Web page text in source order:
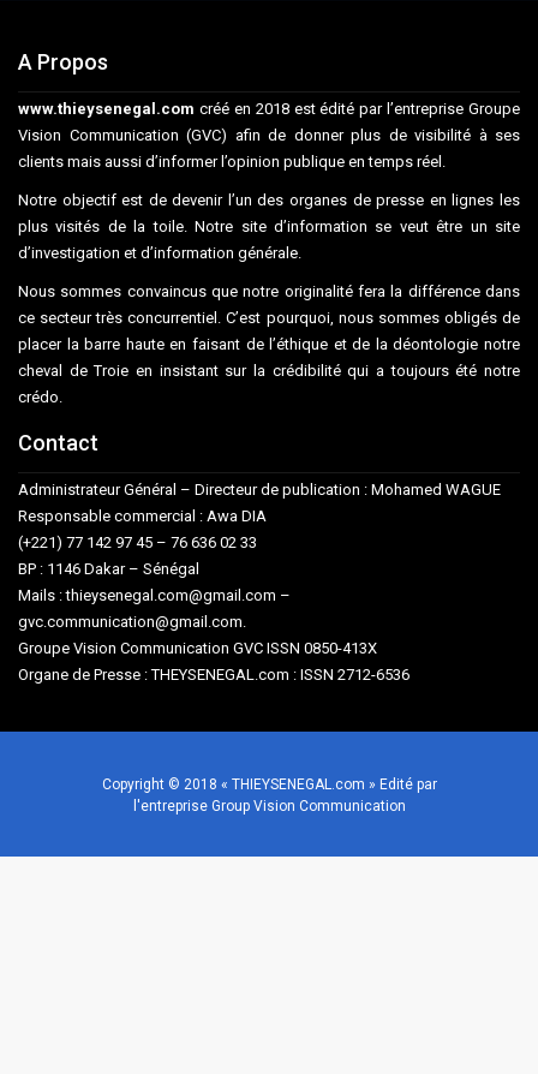
A Propos
www.thieysenegal.com créé en 2018 est édité par l’entreprise Groupe
Vision Communication (GVC) afin de donner plus de visibilité à ses
clients mais aussi d’informer l’opinion publique en temps réel.
Notre objectif est de devenir l’un des organes de presse en lignes les
plus visités de la toile. Notre site d’information se veut être un site
d’investigation et d’information générale.
Nous sommes convaincus que notre originalité fera la différence dans
ce secteur très concurrentiel. C’est pourquoi, nous sommes obligés de
placer la barre haute en faisant de l’éthique et de la déontologie notre
cheval de Troie en insistant sur la crédibilité qui a toujours été notre
crédo.
Contact
Administrateur Général – Directeur de publication : Mohamed WAGUE
Responsable commercial : Awa DIA
(+221) 77 142 97 45 – 76 636 02 33
BP : 1146 Dakar – Sénégal
Mails : thieysenegal.com@gmail.com –
gvc.communication@gmail.com.
Groupe Vision Communication GVC ISSN 0850-413X
Organe de Presse : THEYSENEGAL.com : ISSN 2712-6536
Copyright © 2018 « THIEYSENEGAL.com » Edité par
l'entreprise Group Vision Communication